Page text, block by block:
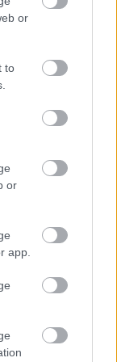
or
to
or
app.
pārtikas
uzturā
vecumu –
40 gadu